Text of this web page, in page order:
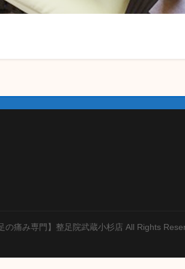
の痛み専門】整足院武蔵小杉店 All Rights